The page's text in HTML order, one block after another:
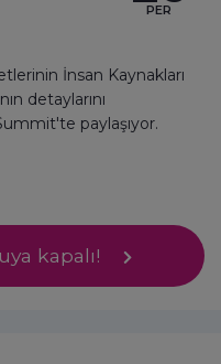
PER
İnsan Kaynakları
detaylarını
paylaşıyor.
kapalı!